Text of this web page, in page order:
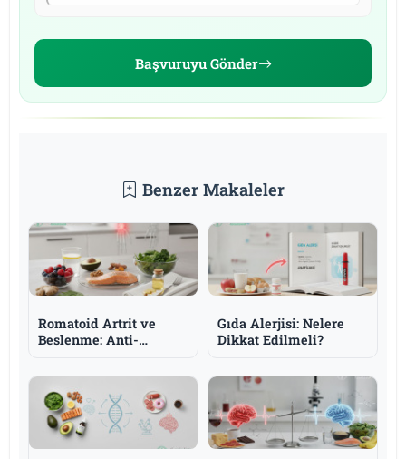
Başvuruyu Gönder
Benzer Makaleler
Romatoid Artrit ve
Beslenme: Anti-
ve Omega-3
Gıda Alerjisi: Nelere
Dikkat Edilmeli?